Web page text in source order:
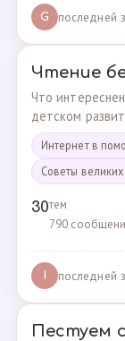
G последней
Чтение
Что
детском
Интернет в
Советы
30тем
790
последней
Пестуем